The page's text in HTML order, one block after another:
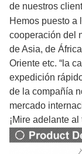
de nuestros
Hemos puesto a
cooperación del
de Asia, de
Oriente etc. “la
expedición
de la compañía
mercado
¡Mire adelante